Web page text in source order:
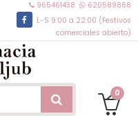
965461438
620589868
L-S 9:00 a 22:00 (Festivos
comerciales abierto)
0